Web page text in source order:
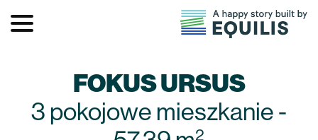
FOKUS URSUS
3 pokojowe mieszkanie -
2